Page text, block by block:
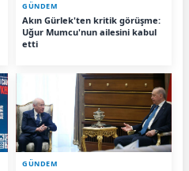
GÜNDEM
Akın Gürlek'ten kritik görüşme:
Uğur Mumcu'nun ailesini kabul
etti
GÜNDEM